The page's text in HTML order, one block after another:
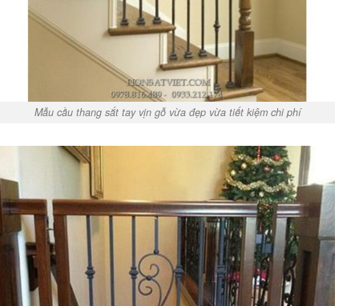
Mẫu cầu thang sắt tay vịn gỗ vừa đẹp vừa tiết kiệm chi phí